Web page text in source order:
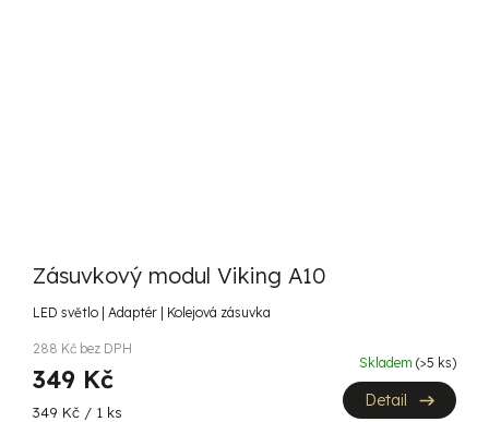
Zásuvkový modul Viking A10
LED světlo | Adaptér | Kolejová zásuvka
288 Kč bez DPH
349 Kč
Měrná
349 Kč / 1 ks
Skladem (>5 ks)
Detail